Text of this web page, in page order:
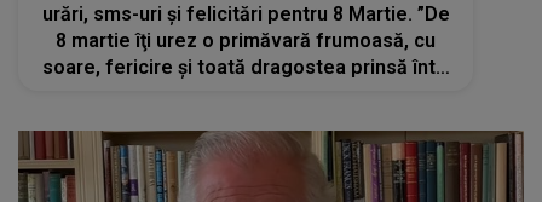
urări, sms-uri și felicitări pentru 8 Martie. ”De
8 martie îţi urez o primăvară frumoasă, cu
soare, fericire şi toată dragostea prinsă într-